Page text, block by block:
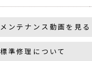
メンテナンス動画を見る
標準修理について